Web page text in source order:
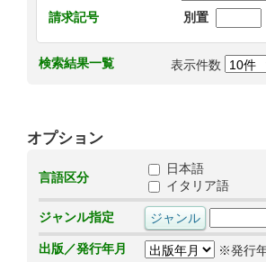
請求記号
別置
検索結果一覧 表示件数
オプション
言語区分
日本語
イタリア語
ジャンル指定
出版／発行年月
※発行